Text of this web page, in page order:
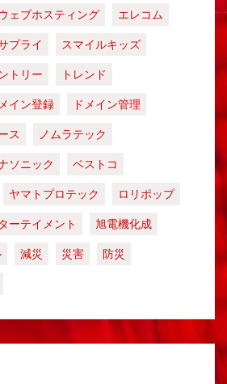
ェブホスティング
エレコム
プライ
スマイルキッズ
トリー
トレンド
イン登録
ドメイン管理
ス
ノムラテック
ソニック
ベストコ
ヤマトプロテック
ロリポップ
ーテイメント
旭電機化成
減災 災害
防災